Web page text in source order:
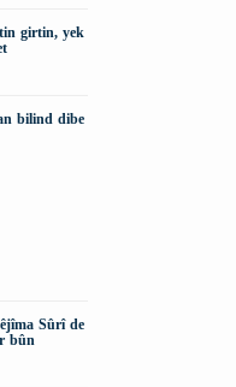
girtin, yek
bilind dibe
Sûrî de
bûn